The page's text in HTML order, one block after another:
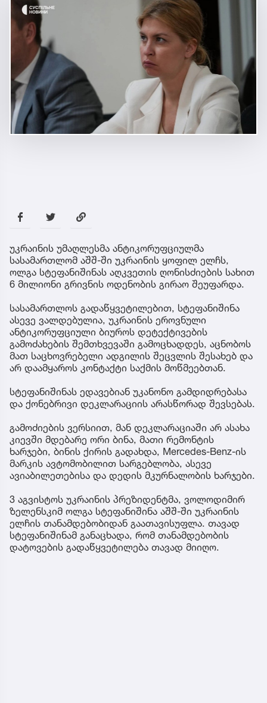
უკრაინის უმაღლესმა ანტიკორუფციულმა
სასამართლომ აშშ-ში უკრაინის ყოფილ ელჩს,
ოლგა სტეფანიშინას აღკვეთის ღონისძიების სახით
6 მილიონი გრივნის ოდენობის გირაო შეუფარდა.
სასამართლოს გადაწყვეტილებით, სტეფანიშინა
ასევე ვალდებულია, უკრაინის ეროვნული
ანტიკორუფციული ბიუროს დეტექტივების
გამოძახების შემთხვევაში გამოცხადდეს, აცნობოს
მათ საცხოვრებელი ადგილის შეცვლის შესახებ და
არ დაამყაროს კონტაქტი საქმის მოწმეებთან.
სტეფანიშინას ედავებიან უკანონო გამდიდრებასა
და ქონებრივი დეკლარაციის არასწორად შევსებას.
გამოძიების ვერსიით, მან დეკლარაციაში არ ასახა
კიევში მდებარე ორი ბინა, მათი რემონტის
ხარჯები, ბინის ქირის გადახდა, Mercedes-Benz-ის
მარკის ავტომობილით სარგებლობა, ასევე
ავიაბილეთებისა და დედის მკურნალობის ხარჯები.
3 აგვისტოს უკრაინის პრეზიდენტმა, ვოლოდიმირ
ზელენსკიმ ოლგა სტეფანიშინა აშშ-ში უკრაინის
ელჩის თანამდებობიდან გაათავისუფლა. თავად
სტეფანიშინამ განაცხადა, რომ თანამდებობის
დატოვების გადაწყვეტილება თავად მიიღო.